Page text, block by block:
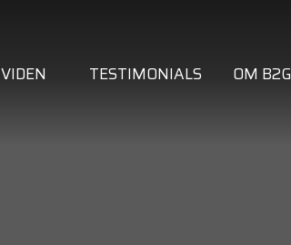
VIDEN TESTIMONIALS OM B2G